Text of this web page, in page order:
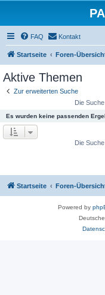
FAQ Kontakt
Startseite Foren-
Aktive Themen
Zur erweiterten Suche
Die
Es wurden keine passenden
Die
Startseite Foren-
Powered by